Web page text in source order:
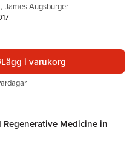
, James Augsburger
Lägg i varukorg
Medicine in